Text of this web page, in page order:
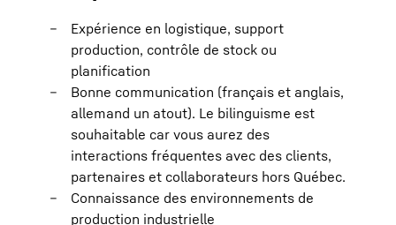
Expérience en logistique, support
production, contrôle de stock ou
planification
Bonne communication (français et anglais,
allemand un atout). Le bilinguisme est
souhaitable car vous aurez des
interactions fréquentes avec des clients,
partenaires et collaborateurs hors Québec.
Connaissance des environnements de
production industrielle